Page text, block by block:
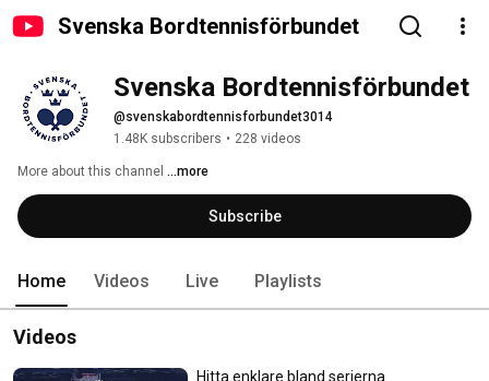
Svenska Bordtennisförbundet
Svenska Bordtennisförbundet
@svenskabordtennisforbundet3014
1.48K subscribers • 228 videos
More about this channel ...more
Subscribe
Home Videos Live Playlists
Videos
Hitta enklare bland serierna